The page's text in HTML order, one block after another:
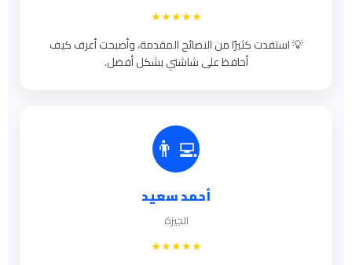
★★★★★
💡 استفدت كثيرًا من النصائح المقدمة، وأصبحت أعرف كيف
أحافظ على شاشتي بشكل أفضل.
👨‍💻
أحمد سعيد
الجيزة
★★★★★